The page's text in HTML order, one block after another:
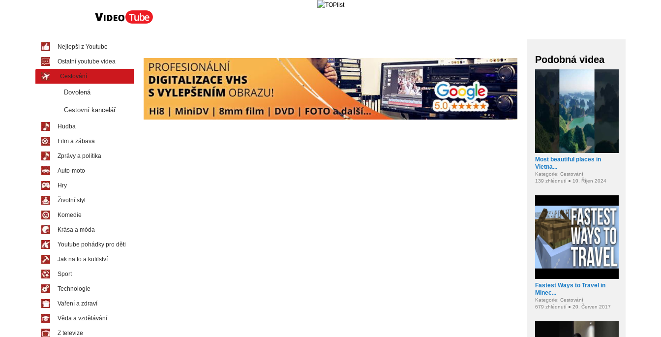
Podobná videa
Most beautiful places in
Vietna...
Kategorie: Cestování
139 zhlédnutí ● 10. Říjen 2024
Fastest Ways to Travel in
Minec...
Kategorie: Cestování
679 zhlédnutí ● 20. Červen 2017
Nejlepší z Youtube
Ostatní youtube videa
Cestování
Dovolená
Cestovní kancelář
Hudba
Film a zábava
Zprávy a politika
Auto-moto
Hry
Životní styl
Komedie
Krása a móda
Youtube pohádky pro děti
Jak na to a kutilství
Sport
Technologie
Vaření a zdraví
Věda a vzdělávání
Z televize